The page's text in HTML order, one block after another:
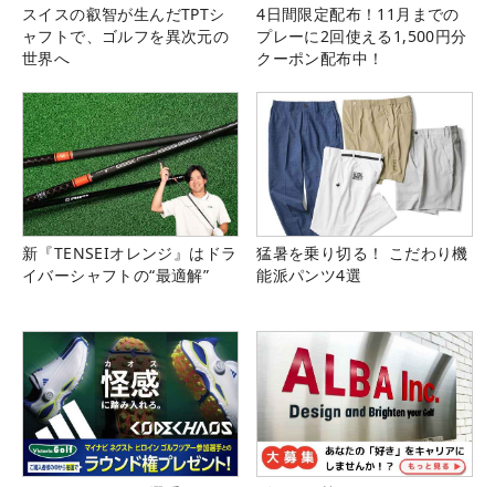
スイスの叡智が生んだTPTシ
ャフトで、ゴルフを異次元の
世界へ
4日間限定配布！11月までの
プレーに2回使える1,500円分
クーポン配布中！
新『TENSEIオレンジ』はドラ
イバーシャフトの“最適解”
猛暑を乗り切る！ こだわり機
能派パンツ4選